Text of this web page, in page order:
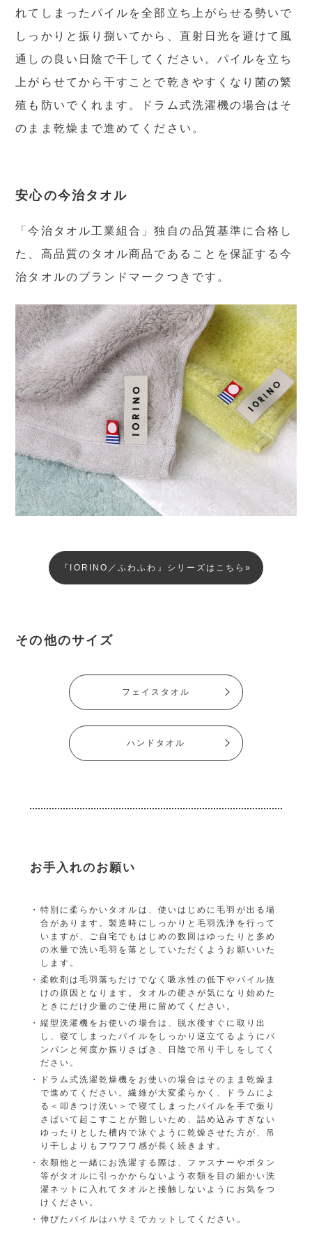
れてしまったパイルを全部立ち上がらせる勢いで
しっかりと振り捌いてから、直射日光を避けて風
通しの良い日陰で干してください。パイルを立ち
上がらせてから干すことで乾きやすくなり菌の繁
殖も防いでくれます。ドラム式洗濯機の場合はそ
のまま乾燥まで進めてください。
安心の今治タオル
「今治タオル工業組合」独自の品質基準に合格し
た、高品質のタオル商品であることを保証する今
治タオルのブランドマークつきです。
『IORINO／ふわふわ』シリーズはこちら»
その他のサイズ
フェイスタオル
ハンドタオル
お手入れのお願い
特別に柔らかいタオルは、使いはじめに毛羽が出る場
合があります。製造時にしっかりと毛羽洗浄を行って
いますが、ご自宅でもはじめの数回はゆったりと多め
の水量で洗い毛羽を落としていただくようお願いいた
します。
柔軟剤は毛羽落ちだけでなく吸水性の低下やパイル抜
けの原因となります。タオルの硬さが気になり始めた
ときにだけ少量のご使用に留めてください。
縦型洗濯機をお使いの場合は、脱水後すぐに取り出
し、寝てしまったパイルをしっかり逆立てるようにパ
ンパンと何度か振りさばき、日陰で吊り干しをしてく
ださい。
ドラム式洗濯乾燥機をお使いの場合はそのまま乾燥ま
で進めてください。繊維が大変柔らかく、ドラムによ
る＜叩きつけ洗い＞で寝てしまったパイルを手で振り
さばいて起こすことが難しいため、詰め込みすぎない
ゆったりとした槽内で泳ぐように乾燥させた方が、吊
り干しよりもフワフワ感が長く続きます。
衣類他と一緒にお洗濯する際は、ファスナーやボタン
等がタオルに引っかからないよう衣類を目の細かい洗
濯ネットに入れてタオルと接触しないようにお気をつ
けください。
伸びたパイルはハサミでカットしてください。